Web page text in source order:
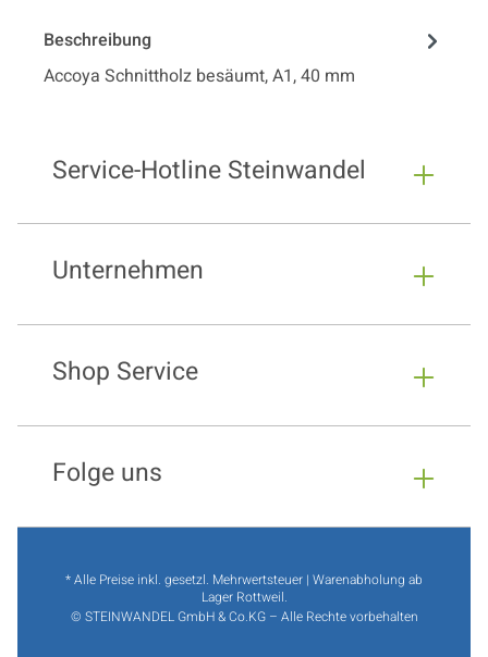
Beschreibung
Accoya Schnittholz besäumt, A1, 40 mm
Service-Hotline Steinwandel
Unternehmen
Shop Service
Folge uns
* Alle Preise inkl. gesetzl. Mehrwertsteuer | Warenabholung ab
Lager Rottweil.
© STEINWANDEL GmbH & Co.KG – Alle Rechte vorbehalten